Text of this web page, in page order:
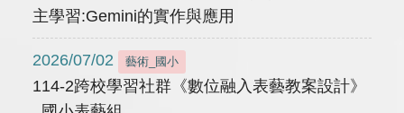
主學習:Gemini的實作與應用
2026/07/02 藝術_國小
114-2跨校學習社群《數位融入表藝教案設計》